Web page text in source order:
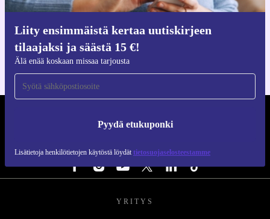
Liity ensimmäistä kertaa uutiskirjeen
tilaajaksi ja säästä 15 €!
Älä enää koskaan missaa tarjousta
Pyydä etukuponki
Lisätietoja henkilötietojen käytöstä löydät tietosuojaselosteestamme
iOS:lle ja Androidille
YRITYS